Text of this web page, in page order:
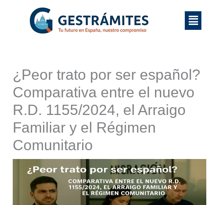
contenido
Menú
¿Peor trato por ser español?
Comparativa entre el nuevo
R.D. 1155/2024, el Arraigo
Familiar y el Régimen
Comunitario